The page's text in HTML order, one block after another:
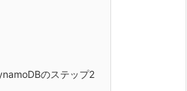
のステップ2